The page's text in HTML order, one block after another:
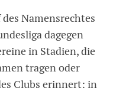
Namensrechtes
dagegen
in Stadien, die
tragen oder
Clubs erinnert: in